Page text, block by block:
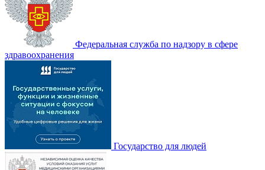
Федеральная служба по надзору в сфере
здравоохранения
Государство для людей